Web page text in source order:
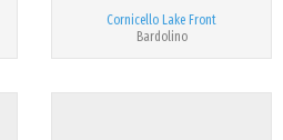
Cornicello Lake Front
Bardolino